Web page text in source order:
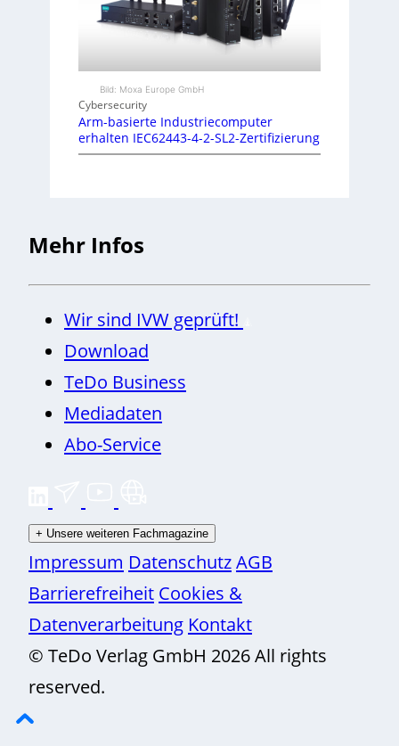
Bild: Moxa Europe GmbH
Cybersecurity
Arm-basierte Industriecomputer
erhalten IEC62443-4-2-SL2-Zertifizierung
Mehr Infos
Wir sind IVW geprüft!
Download
TeDo Business
Mediadaten
Abo-Service
+ Unsere weiteren Fachmagazine
Impressum DatenschutzAGB
Barrierefreiheit Cookies &
Datenverarbeitung Kontakt
© TeDo Verlag GmbH 2026 All rights
reserved.